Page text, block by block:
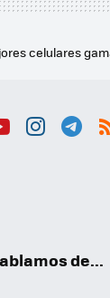
celulares
de...